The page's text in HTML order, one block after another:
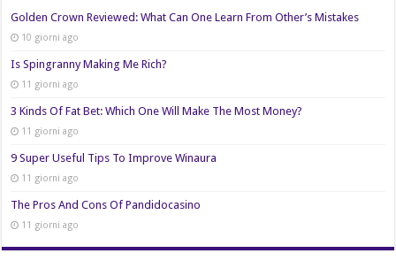
Golden Crown Reviewed: What Can One Learn From Other’s Mistakes
10 giorni ago
Is Spingranny Making Me Rich?
11 giorni ago
3 Kinds Of Fat Bet: Which One Will Make The Most Money?
11 giorni ago
9 Super Useful Tips To Improve Winaura
11 giorni ago
The Pros And Cons Of Pandidocasino
11 giorni ago